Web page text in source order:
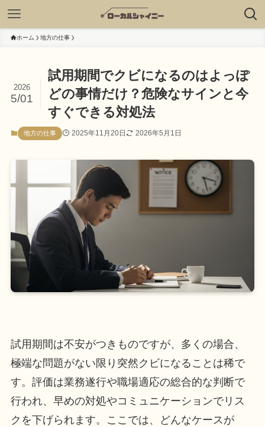
ホーム 地方の仕事
試用期間でクビになるのはよっぽ
どの事情だけ？危険なサインと今
すぐできる対処法
2026
5/01
地方の仕事 2025年11月20日 2026年5月1日
試用期間は不安がつきものですが、多くの場合、
極端な問題がない限り突然クビになることは稀で
す。評価は業務遂行や職場適応の総合的な判断で
行われ、早めの対処やコミュニケーションでリス
クを下げられます。ここでは、どんなケースが